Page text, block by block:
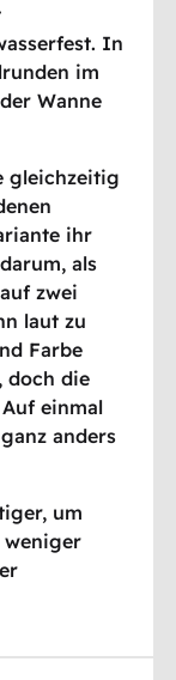
In
im
Wanne
gleichzeitig
ihr
als
zwei
laut zu
Farbe
doch die
einmal
anders
um
weniger